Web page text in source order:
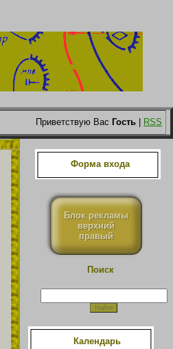
Приветствую Вас Гость RSS
Форма входа
Блок рекламы
верхний
правый
Поиск
Календарь